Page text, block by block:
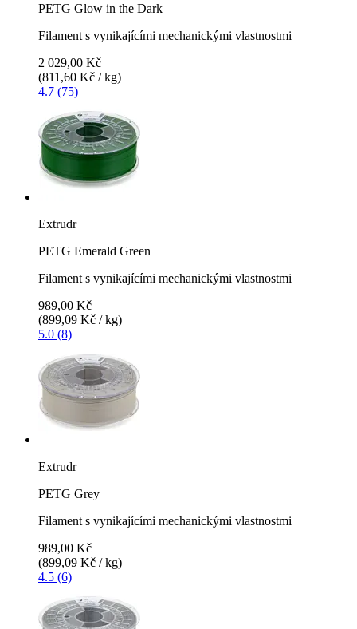
PETG Glow in the Dark
Filament s vynikajícími mechanickými vlastnostmi
2 029,00 Kč
(811,60 Kč / kg)
4.7 (75)
Extrudr
PETG Emerald Green
Filament s vynikajícími mechanickými vlastnostmi
989,00 Kč
(899,09 Kč / kg)
5.0 (8)
Extrudr
PETG Grey
Filament s vynikajícími mechanickými vlastnostmi
989,00 Kč
(899,09 Kč / kg)
4.5 (6)